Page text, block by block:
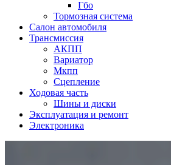
Гбо
Тормозная система
Салон автомобиля
Трансмиссия
АКПП
Вариатор
Мкпп
Сцепление
Ходовая часть
Шины и диски
Эксплуатация и ремонт
Электроника